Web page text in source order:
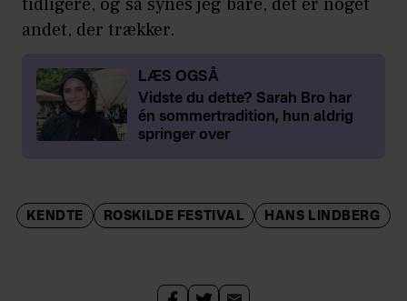
tidligere, og så synes jeg bare, det er noget
andet, der trækker.
LÆS OGSÅ
Vidste du dette? Sarah Bro har
én sommertradition, hun aldrig
springer over
KENDTE ROSKILDE FESTIVAL HANS LINDBERG